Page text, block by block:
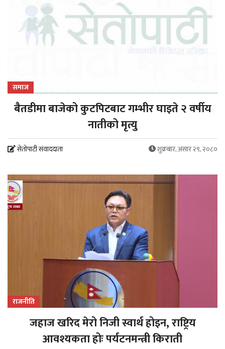
समाज
बैतडीमा बाजेको कुटपिटबाट गम्भीर घाइते २ वर्षीय
नातीको मृत्यु
सेतोपाटी संवाददाता शुक्रबार, असार २९, २०८०
राजनीति
जहाज खरिद मेरो निजी स्वार्थ होइन, राष्ट्रिय
आवश्यकता होः पर्यटनमन्त्री किराती